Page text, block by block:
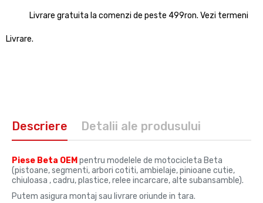
Livrare gratuita la comenzi de peste 499ron. Vezi termeni
Livrare.
Descriere Detalii ale produsului
Piese Beta OEM pentru modelele de motocicleta Beta
(pistoane, segmenti, arbori cotiti, ambielaje, pinioane cutie,
chiuloasa , cadru, plastice, relee incarcare, alte subansamble).
Putem asigura montaj sau livrare oriunde in tara.